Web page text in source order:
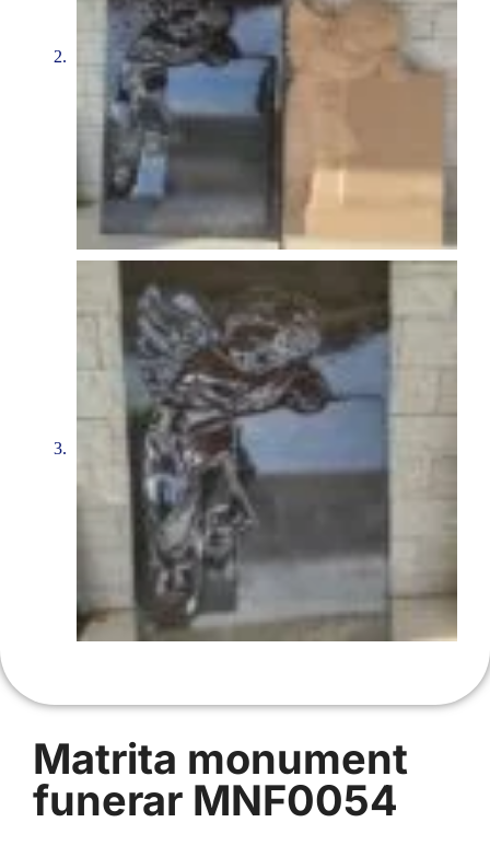
Matrita monument
funerar MNF0054